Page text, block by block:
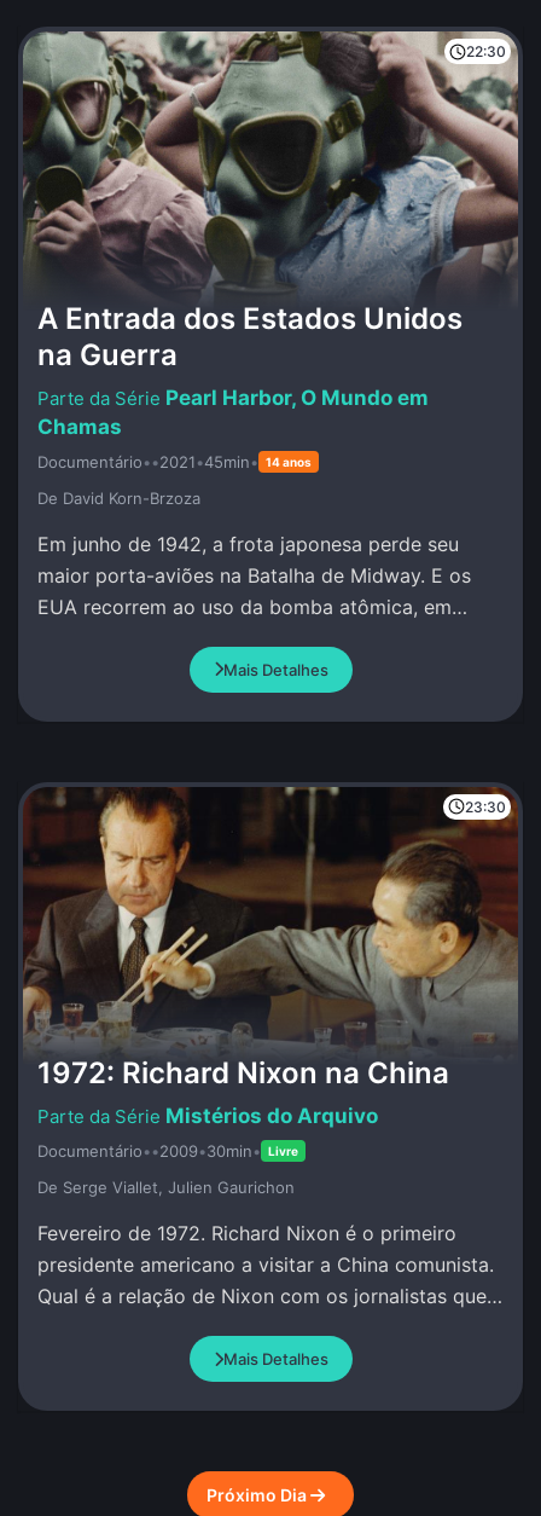
22:30
A Entrada dos Estados Unidos
na Guerra
Pearl Harbor, O Mundo em
Chamas
Documentário••2021•45min• 14 anos
De David Korn-Brzoza
Em junho de 1942, a frota japonesa perde seu
maior porta-aviões na Batalha de Midway. E os
EUA recorrem ao uso da bomba atômica, em
Mais Detalhes
23:30
1972: Richard Nixon na China
Mistérios do Arquivo
Documentário••2009•30min• Livre
De Serge Viallet, Julien Gaurichon
Fevereiro de 1972. Richard Nixon é o primeiro
presidente americano a visitar a China comunista.
Qual é a relação de Nixon com os jornalistas que
Mais Detalhes
Próximo Dia